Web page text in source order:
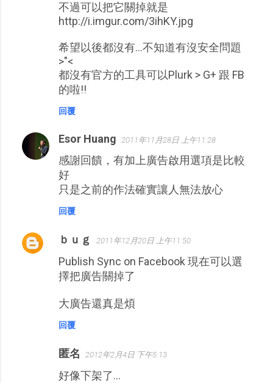
不過可以把它關掉就是
http://i.imgur.com/3ihKY.jpg
希望以後都沒有...不知道有沒安全問題
>"<
都沒有官方的工具可以Plurk > G+ 跟 FB
的啦!!
回覆
Esor Huang 2011年11月28日 上午11:28
感謝回饋，有加上廣告啟用選項是比較
好
只是之前的作法確實讓人無法放心
回覆
ｂｕｇ 2011年12月20日 上午11:50
Publish Sync on Facebook 現在可以選
擇把廣告關掉了
大廣告還真是煩
回覆
匿名 2012年2月4日 下午5:13
好像下架了…